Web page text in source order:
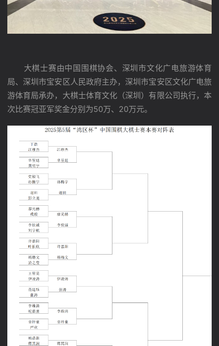
大棋士赛由中国围棋协会、深圳市文化广电旅游体育
局、深圳市宝安区人民政府主办，深圳市宝安区文化广电旅
游体育局承办，大棋士体育文化（深圳）有限公司执行，本
次比赛冠亚军奖金分别为50万、20万元。